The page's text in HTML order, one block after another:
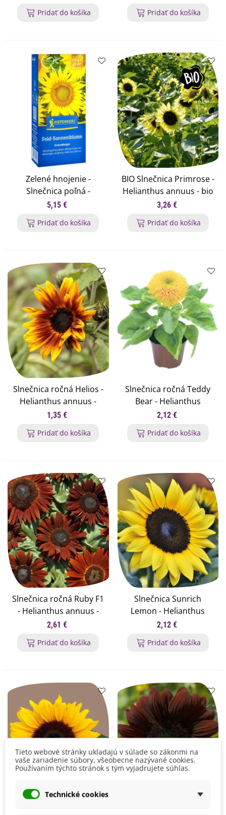
Pridať do košíka
Pridať do košíka
Zelené hnojenie -
Slnečnica poľná -
semená - 125 g
5,15 €
Pridať do košíka
BIO Slnečnica Primrose -
Helianthus annuus - bio
semená slnečnice - 10 ks
3,26 €
Pridať do košíka
Slnečnica ročná Helios -
Helianthus annuus -
semená - 7 ks
1,35 €
Pridať do košíka
Slnečnica ročná Teddy
Bear - Helianthus
annuus - semená
2,12 €
Pridať do košíka
Slnečnica ročná Ruby F1
- Helianthus annuus -
semená slnečnice - 10 ks
2,61 €
Pridať do košíka
Slnečnica Sunrich
Lemon - Helianthus
annuus - semená
2,12 €
Pridať do košíka
Tieto webové stránky ukladajú v súlade so zákonmi na
vaše zariadenie súbory, všeobecne nazývané cookies.
Používaním týchto stránok s tým vyjadrujete súhlas.
Technické cookies